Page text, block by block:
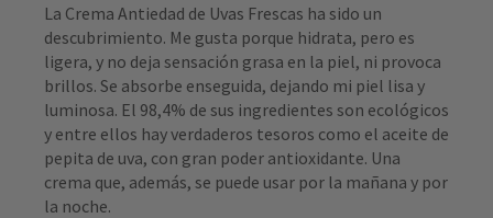
La Crema Antiedad de Uvas Frescas ha sido un
descubrimiento. Me gusta porque hidrata, pero es
ligera, y no deja sensación grasa en la piel, ni provoca
brillos. Se absorbe enseguida, dejando mi piel lisa y
luminosa. El 98,4% de sus ingredientes son ecológicos
y entre ellos hay verdaderos tesoros como el aceite de
pepita de uva, con gran poder antioxidante. Una
crema que, además, se puede usar por la mañana y por
la noche.